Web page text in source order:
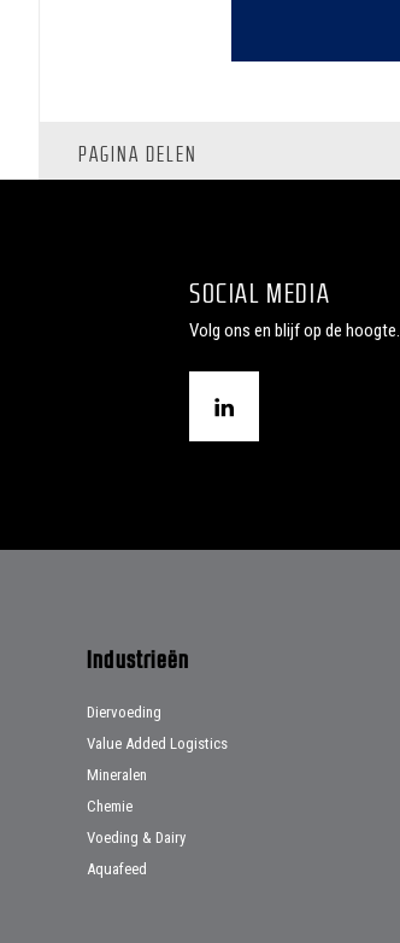
PAGINA DELEN
SOCIAL MEDIA
Volg ons en blijf op de hoogte.
Industrieën
Diervoeding
Value Added Logistics
Mineralen
Chemie
Voeding & Dairy
Aquafeed